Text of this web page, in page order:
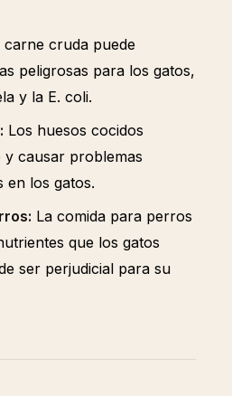
carne cruda puede
peligrosas para los gatos,
y la E. coli.
Los huesos cocidos
y causar problemas
en los gatos.
La comida para perros
que los gatos
ser perjudicial para su